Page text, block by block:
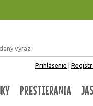
Prihlásenie
PRESTIERANIA